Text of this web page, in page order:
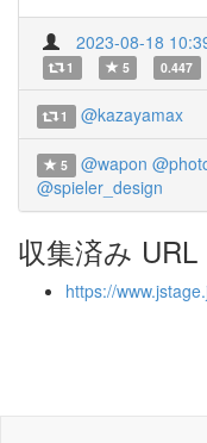
2023-08-18
1 5 0.447
1 @kazayamax
5 @wapon
@spieler_design
収集済み URL
https://